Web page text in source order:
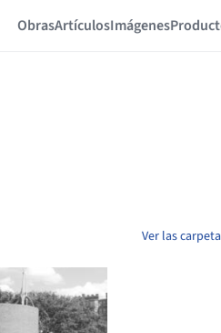
ObrasArtículosImágenes
Ver las